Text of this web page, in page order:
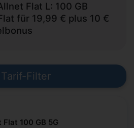
Flat L: 100 GB
für 19,99 € plus 10 €
Tarif-Filter
Flat 100 GB 5G